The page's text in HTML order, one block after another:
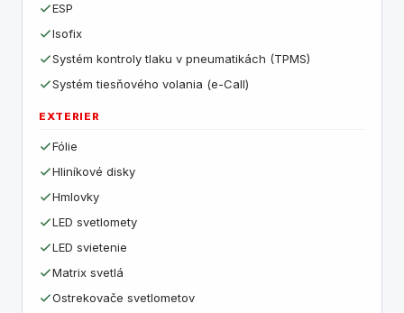
ESP
Isofix
Systém kontroly tlaku v pneumatikách (TPMS)
Systém tiesňového volania (e-Call)
EXTERIER
Fólie
Hliníkové disky
Hmlovky
LED svetlomety
LED svietenie
Matrix svetlá
Ostrekovače svetlometov